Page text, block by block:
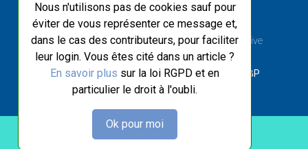
Nous n'utilisons pas de cookies sauf pour
éviter de vous représenter ce message et,
dans le cas des contributeurs, pour faciliter
leur login. Vous êtes cité dans un article ?
En savoir plus sur la loi RGPD et en
particulier le droit à l'oubli.
Ok pour moi
2003-2026 ©Agence Bretagne Presse, sauf Creative
Commons
Front-end design :Breizhek Studio , Back-end : ABP